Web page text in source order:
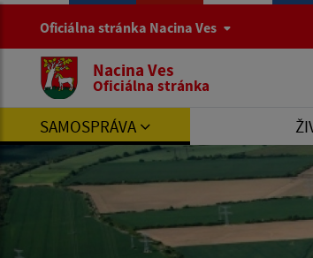
Oficiálna stránka Nacina Ves
Nacina Ves
Oficiálna stránka
SAMOSPRÁVA